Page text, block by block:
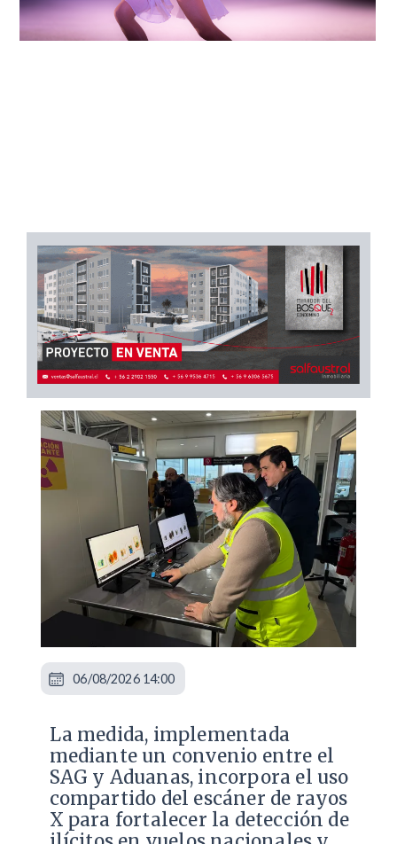
La medida, implementada
mediante un convenio entre el
SAG y Aduanas, incorpora el uso
compartido del escáner de rayos
X para fortalecer la detección de
06/08/2026 14:00